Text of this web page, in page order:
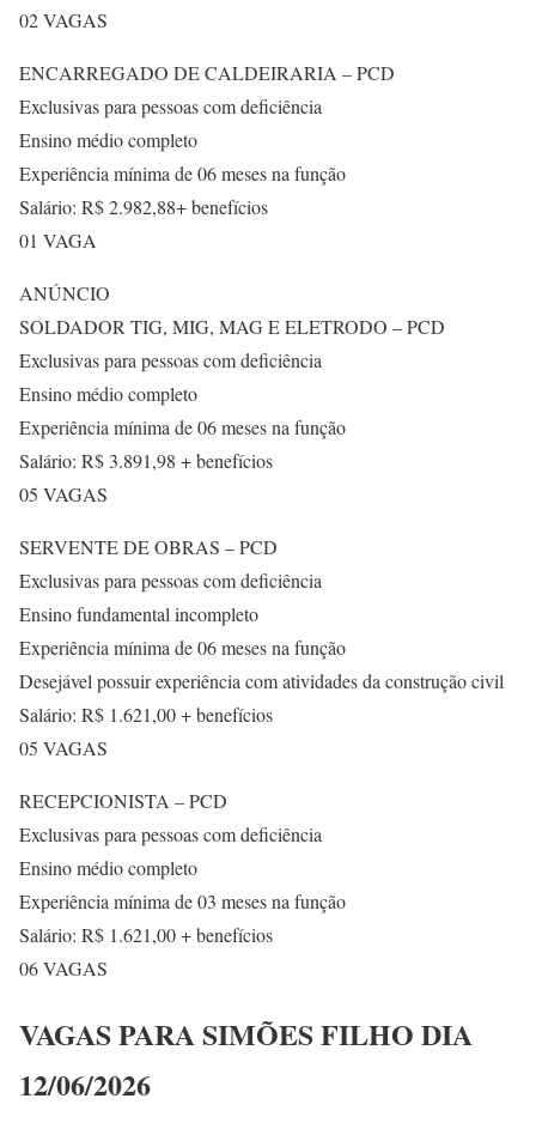
02 VAGAS
ENCARREGADO DE CALDEIRARIA – PCD
Exclusivas para pessoas com deficiência
Ensino médio completo
Experiência mínima de 06 meses na função
Salário: R$ 2.982,88+ benefícios
01 VAGA
ANÚNCIO
SOLDADOR TIG, MIG, MAG E ELETRODO – PCD
Exclusivas para pessoas com deficiência
Ensino médio completo
Experiência mínima de 06 meses na função
Salário: R$ 3.891,98 + benefícios
05 VAGAS
SERVENTE DE OBRAS – PCD
Exclusivas para pessoas com deficiência
Ensino fundamental incompleto
Experiência mínima de 06 meses na função
Desejável possuir experiência com atividades da construção civil
Salário: R$ 1.621,00 + benefícios
05 VAGAS
RECEPCIONISTA – PCD
Exclusivas para pessoas com deficiência
Ensino médio completo
Experiência mínima de 03 meses na função
Salário: R$ 1.621,00 + benefícios
06 VAGAS
VAGAS PARA SIMÕES FILHO DIA
12/06/2026